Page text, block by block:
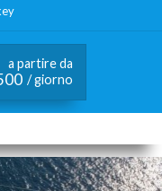
a partire da
/ giorno